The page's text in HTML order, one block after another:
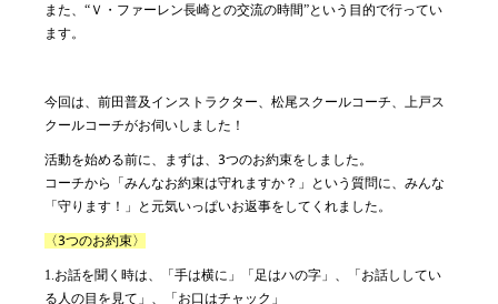
また、“Ｖ・ファーレン長崎との交流の時間”という目的で行ってい
ます。
今回は、前田普及インストラクター、松尾スクールコーチ、上戸ス
クールコーチがお伺いしました！
活動を始める前に、まずは、 3つのお約束をしました。
コーチから「みんなお約束は守れますか？」という質問に、みんな
「守ります！」と元気いっぱいお返事をしてくれました。
〈3つのお約束〉
1. お話を聞く時は、「手は横に」「足はハの字」、「お話ししてい
る人の目を見て」、「お口はチャック」